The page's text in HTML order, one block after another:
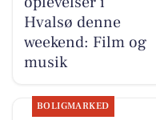
Hvalsø denne
weekend: Film og
musik
BOLIGMARKED